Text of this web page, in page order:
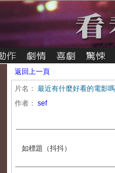
返回上一頁
片名： 最近有什麼好看的電影嗎
作者： sef
如標題（抖抖）